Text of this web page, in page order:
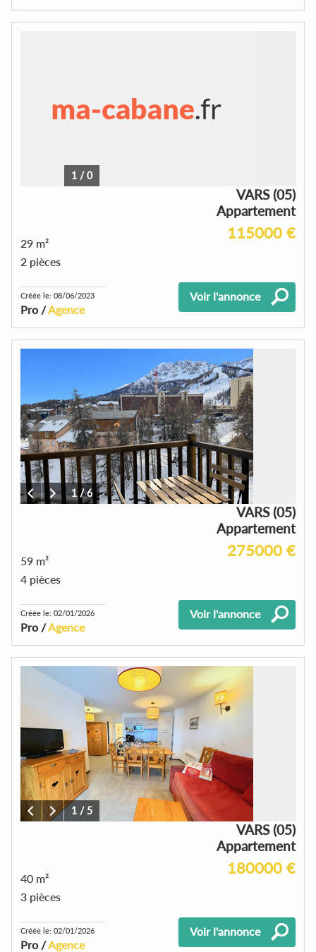
1 /0
VARS (05)
Appartement
115000 €
29 m²
2 pièces
Créée le: 08/06/2023
Pro /Agence
Voir l'annonce
1/6
VARS (05)
Appartement
275000 €
59 m²
4 pièces
Créée le: 02/01/2026
Pro /Agence
Voir l'annonce
1 /5
VARS (05)
Appartement
180000 €
40 m²
3 pièces
Créée le: 02/01/2026
Pro /Agence
Voir l'annonce